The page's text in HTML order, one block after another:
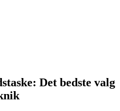
Det bedste valg